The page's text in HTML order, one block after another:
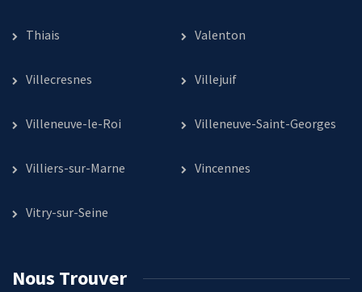
Thiais Valenton
Villecresnes Villejuif
Villeneuve-le-Roi Villeneuve-Saint-Georges
Villiers-sur-Marne Vincennes
Vitry-sur-Seine
Nous Trouver